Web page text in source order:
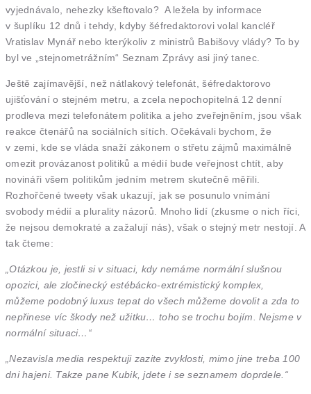
vyjednávalo, nehezky kšeftovalo? A ležela by informace
v šuplíku 12 dnů i tehdy, kdyby šéfredaktorovi volal kancléř
Vratislav Mynář nebo kterýkoliv z ministrů Babišovy vlády? To by
byl ve „stejnometrážním“ Seznam Zprávy asi jiný tanec.
Ještě zajímavější, než nátlakový telefonát, šéfredaktorovo
ujišťování o stejném metru, a zcela nepochopitelná 12 denní
prodleva mezi telefonátem politika a jeho zveřejněním, jsou však
reakce čtenářů na sociálních sítích. Očekávali bychom, že
v zemi, kde se vláda snaží zákonem o střetu zájmů maximálně
omezit provázanost politiků a médií bude veřejnost chtít, aby
novináři všem politikům jedním metrem skutečně měřili.
Rozhořčené tweety však ukazují, jak se posunulo vnímání
svobody médií a plurality názorů. Mnoho lidí (zkusme o nich říci,
že nejsou demokraté a zažalují nás), však o stejný metr nestojí. A
tak čteme:
„Otázkou je, jestli si v situaci, kdy nemáme normální slušnou
opozici, ale zločinecký estébácko-extrémistický komplex,
můžeme podobný luxus tepat do všech můžeme dovolit a zda to
nepřinese víc škody než užitku… toho se trochu bojím. Nejsme v
normální situaci…“
„Nezavisla media respektuji zazite zvyklosti, mimo jine treba 100
dni hajeni. Takze pane Kubik, jdete i se seznamem doprdele.“